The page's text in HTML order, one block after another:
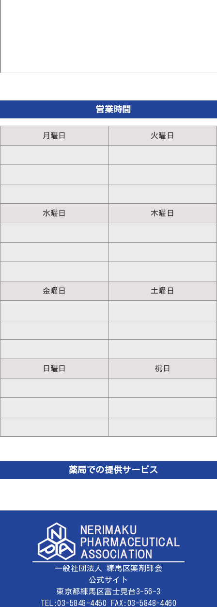
営業時間
月曜日 火曜日
水曜日 木曜日
金曜日 土曜日
日曜日 祝日
薬局での提供サービス
一般社団法人 練馬区薬剤師会
公式サイト
東京都練馬区富士見台3-56-3
TEL:03-5848-4450 FAX:03-5848-4460